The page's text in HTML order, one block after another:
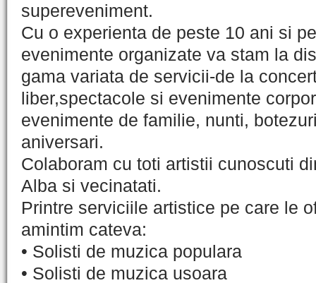
supereveniment.
Cu o experienta de peste 10 ani si
evenimente organizate va stam la
gama variata de servicii-de la
liber,spectacole si evenimente
evenimente de familie, nunti,
aniversari.
Colaboram cu toti artistii cunoscuti
Alba si vecinatati.
Printre serviciile artistice pe care le
amintim cateva:
• Solisti de muzica populara
• Solisti de muzica usoara